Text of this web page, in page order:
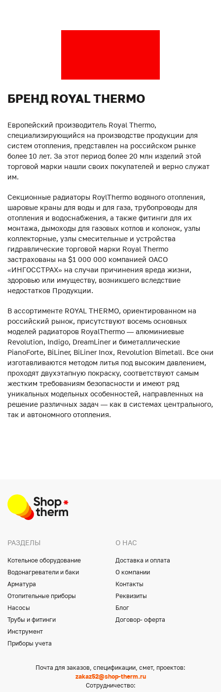
БРЕНД ROYAL THERMO
Европейский производитель Royal Thermo,
специализирующийся на производстве продукции для
систем отопления, представлен на российском рынке
более 10 лет. За этот период более 20 млн изделий этой
торговой марки нашли своих покупателей и верно служат
им.
Секционные радиаторы RoylThermo водяного отопления,
шаровые краны для воды и для газа, трубопроводы для
отопления и водоснабжения, а также фитинги для их
монтажа, дымоходы для газовых котлов и колонок, узлы
коллекторные, узлы смесительные и устройства
гидравлические торговой марки Royal Thermo
застрахованы на $1 000 000 компанией ОАСО
«ИНГОССТРАХ» на случаи причинения вреда жизни,
здоровью или имуществу, возникшего вследствие
недостатков Продукции.
В ассортименте ROYAL THERMO, ориентированном на
российский рынок, присутствуют восемь основных
моделей радиаторов RoyalThermo — алюминиевые
Revolution, Indigo, DreamLiner и биметаллические
PianoForte, BiLiner, BiLiner Inox, Revolution Bimetall. Все они
изготавливаются методом литья под высоким давлением,
проходят двухэтапную покраску, соответствуют самым
жестким требованиям безопасности и имеют ряд
уникальных модельных особенностей, направленных на
решение различных задач — как в системах центрального,
так и автономного отопления.
РАЗДЕЛЫ
Котельное оборудование
Водонагреватели и баки
Арматура
Отопительные приборы
Насосы
Трубы и фитинги
Инструмент
Приборы учета
О НАС
Доставка и оплата
О компании
Контакты
Реквизиты
Блог
Договор- оферта
Почта для заказов, спецификации, смет, проектов:
zakaz52@shop-therm.ru
Сотрудничество: